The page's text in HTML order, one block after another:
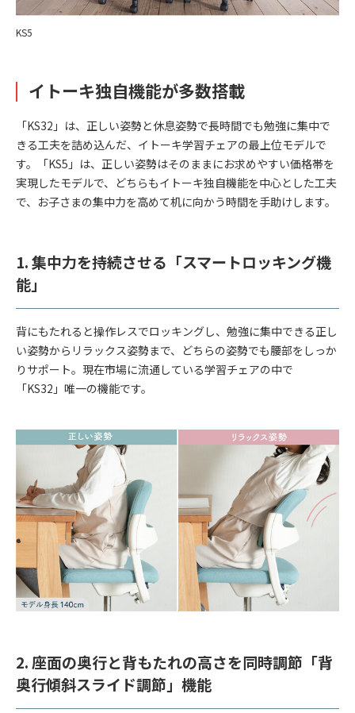
KS5
イトーキ独自機能が多数搭載
「KS32」は、正しい姿勢と休息姿勢で長時間でも勉強に集中で
きる工夫を詰め込んだ、イトーキ学習チェアの最上位モデルで
す。「KS5」は、正しい姿勢はそのままにお求めやすい価格帯を
実現したモデルで、どちらもイトーキ独自機能を中心とした工夫
で、お子さまの集中力を高めて机に向かう時間を手助けします。
1. 集中力を持続させる「スマートロッキング機
能」
背にもたれると操作レスでロッキングし、勉強に集中できる正し
い姿勢からリラックス姿勢まで、どちらの姿勢でも腰部をしっか
りサポート。現在市場に流通している学習チェアの中で
「KS32」唯一の機能です。
2. 座面の奥行と背もたれの高さを同時調節「背
奥行傾斜スライド調節」機能